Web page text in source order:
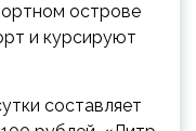
острове
и курсируют
составляет